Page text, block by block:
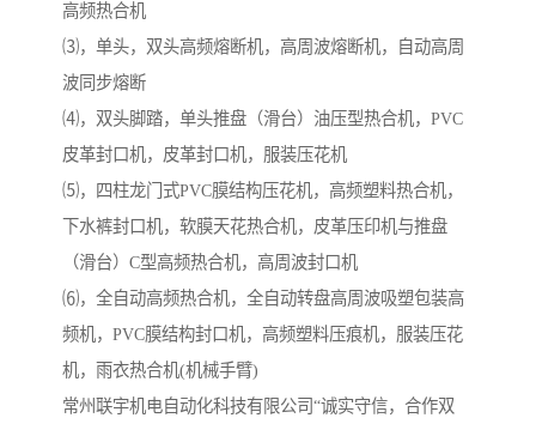
高频热合机
⑶，单头，双头高频熔断机，高周波熔断机，自动高周
波同步熔断
⑷，双头脚踏，单头推盘（滑台）油压型热合机，PVC
皮革封口机，皮革封口机，服装压花机
⑸，四柱龙门式PVC膜结构压花机，高频塑料热合机，
下水裤封口机，软膜天花热合机，皮革压印机与推盘
（滑台）C型高频热合机，高周波封口机
⑹，全自动高频热合机，全自动转盘高周波吸塑包装高
频机，PVC膜结构封口机，高频塑料压痕机，服装压花
机，雨衣热合机(机械手臂)
常州联宇机电自动化科技有限公司“诚实守信，合作双